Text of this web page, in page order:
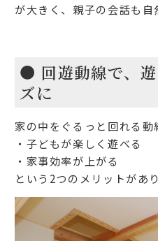
が大きく、親子の会話も自
● 回遊動線で、
ズに
家の中をぐるっと回れる動
・子どもが楽しく遊べる
・家事効率が上がる
という2つのメリットがあり